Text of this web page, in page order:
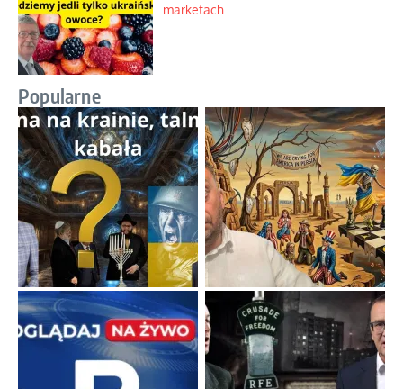
marketach
Popularne